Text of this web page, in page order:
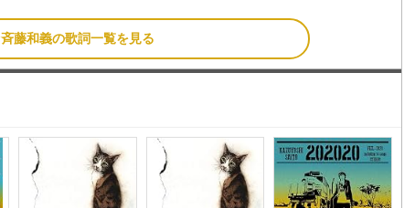
斉藤和義の歌詞一覧を見る